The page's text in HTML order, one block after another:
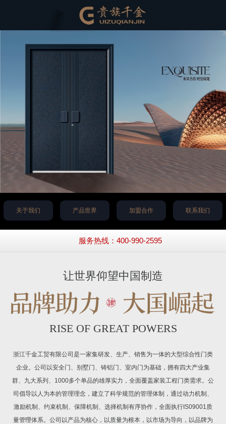
关于我们 产品世界 加盟合作 联系我们
服务热线：400-990-2595
让世界仰望中国制造
RISE OF GREAT POWERS
浙江千金工贸有限公司是一家集研发、生产、销售为一体的大型综合性门类
企业。公司以安全门、别墅门、铸铝门、室内门为基础，拥有四大产业集
群、九大系列、1000多个单品的雄厚实力，全面覆盖家装工程门类需求。公
司倡导以人为本的管理理念，建立了科学规范的管理体制，通过动力机制、
激励机制、约束机制、保障机制、选择机制有序协作，全面执行IS09001质
量管理体系。公司以产品为核心，以质量为根本，以市场为导向，以品牌为